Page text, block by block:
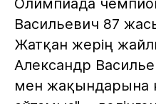
Васильевич 87
Жатқан жерің
Александр
мен жақындарына